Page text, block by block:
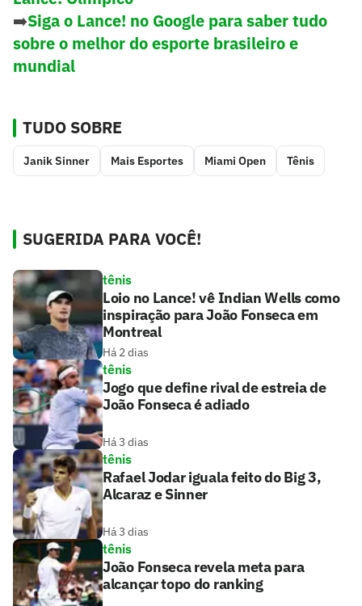
➡️Siga o Lance! no Google para saber tudo
sobre o melhor do esporte brasileiro e
mundial
TUDO SOBRE
Janik Sinner Mais Esportes Miami Open Tênis
SUGERIDA PARA VOCÊ!
tênis
Loio no Lance! vê Indian Wells como
inspiração para João Fonseca em
Montreal
Há 2 dias
tênis
Jogo que define rival de estreia de
João Fonseca é adiado
Há 3 dias
tênis
Rafael Jodar iguala feito do Big 3,
Alcaraz e Sinner
Há 3 dias
tênis
João Fonseca revela meta para
alcançar topo do ranking